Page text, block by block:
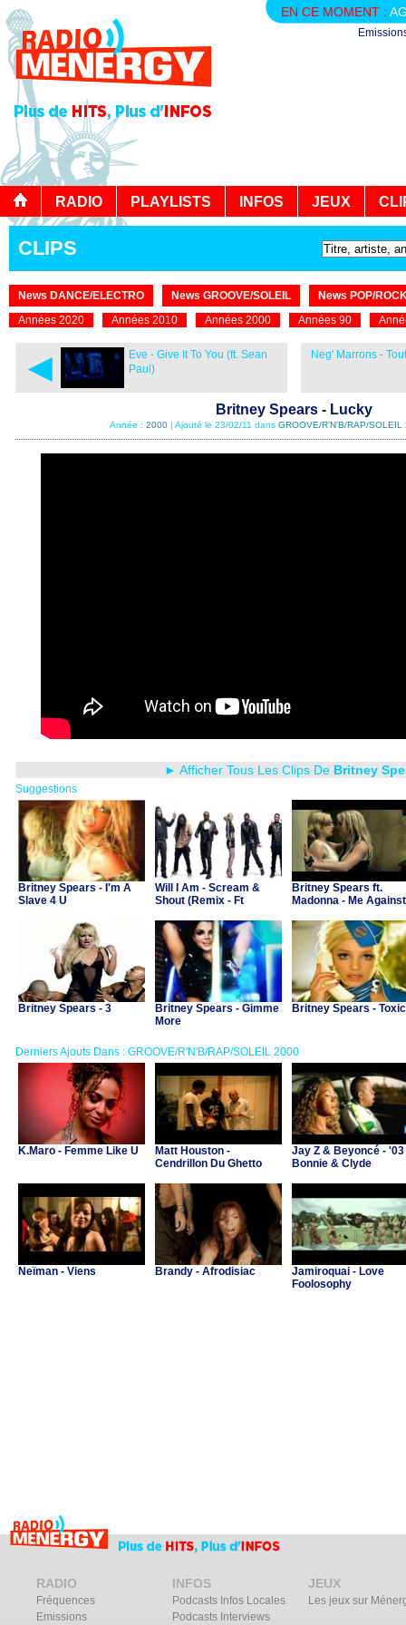
EN CE MOMENT :
RADIO PLAYLISTS INFOS JEUX
CLIPS
News DANCE/ELECTRO News GROOVE/SOLEIL
News POP/
Années 2020
Années 2010 Années 2000 Années 90
◄
Eve - Give It To You (ft. Sean
Paul)
Neg' Marrons -
Britney Spears - Lucky
Année : 2000| Ajouté le 23/02/11 dans GROOVE/R'N'B/RAP/SOLEIL
► Afficher Tous Les Clips De Britney
Suggestions
Britney Spears - I'm A
Slave 4 U
Will I Am - Scream &
Shout (Remix - Ft
Britney Spears ft.
Madonna - Me Against
Britney Spears - 3
Britney Spears - Gimme
More
Britney Spears - Toxic
Derniers Ajouts Dans : GROOVE/R'N'B/RAP/SOLEIL 2000
K.Maro - Femme Like U
Matt Houston -
Cendrillon Du Ghetto
Jay Z & Beyoncé - '03
Bonnie & Clyde
Neïman - Viens Brandy - Afrodisiac
Jamiroquai - Love
Foolosophy
RADIO
Fréquences
Emissions
INFOS
Podcasts Infos Locales
Podcasts Interviews
JEUX
Les jeux sur